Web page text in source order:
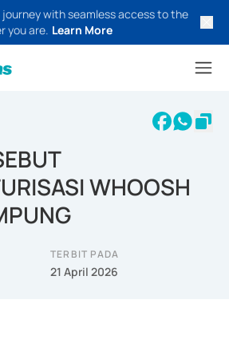
with seamless access to the
you are. Learn More
WHOOSH
TERBIT PADA
21 April 2026